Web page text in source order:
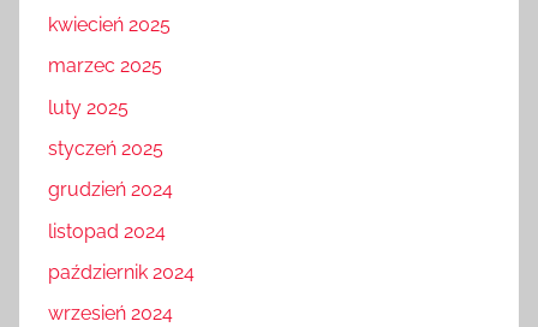
kwiecień 2025
marzec 2025
luty 2025
styczeń 2025
grudzień 2024
listopad 2024
październik 2024
wrzesień 2024